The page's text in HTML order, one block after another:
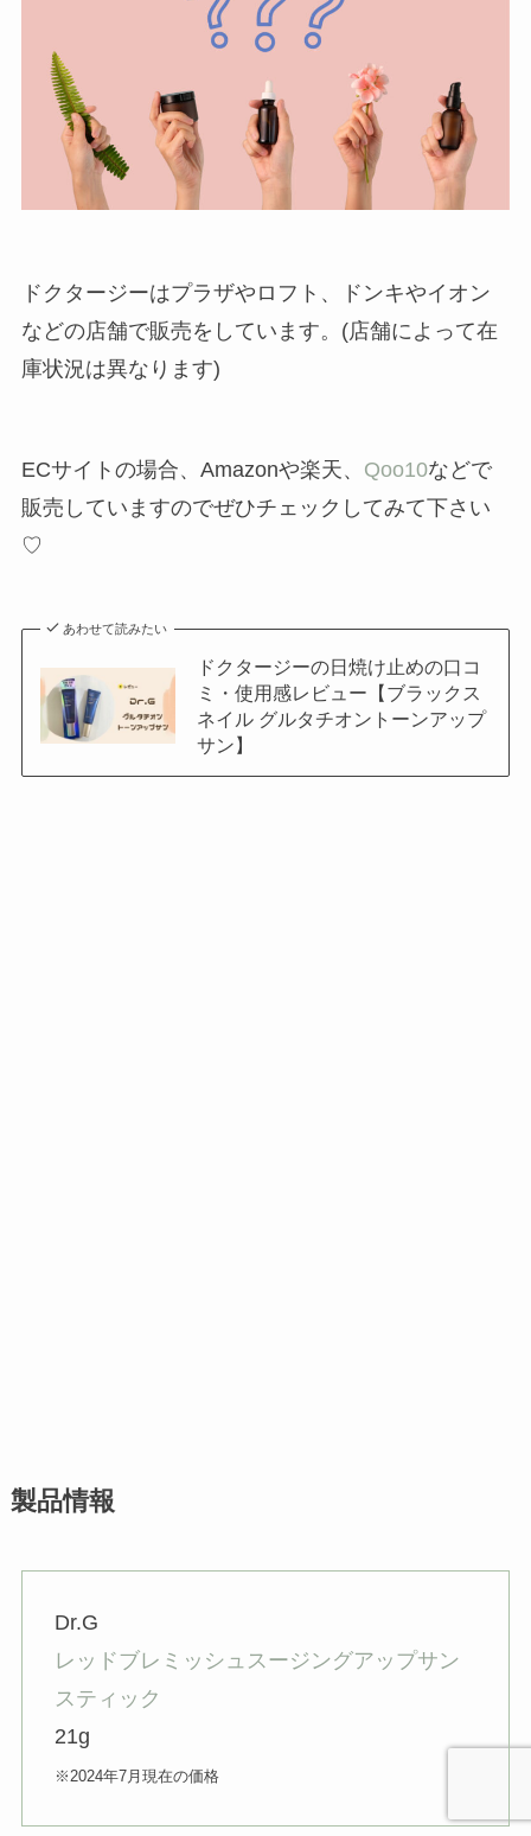
ドクタージーはプラザやロフト、ドンキやイオン
などの店舗で販売をしています。(店舗によって在
庫状況は異なります)
ECサイトの場合、Amazonや楽天、 Qoo10などで
販売していますのでぜひチェックしてみて下さい
♡
あわせて読みたい
ドクタージーの日焼け止めの口コ
ミ・使用感レビュー【ブラックス
ネイル グルタチオントーンアップ
サン】
製品情報
Dr.G
レッドブレミッシュスージングアップサン
スティック
21g
※2024年7月現在の価格